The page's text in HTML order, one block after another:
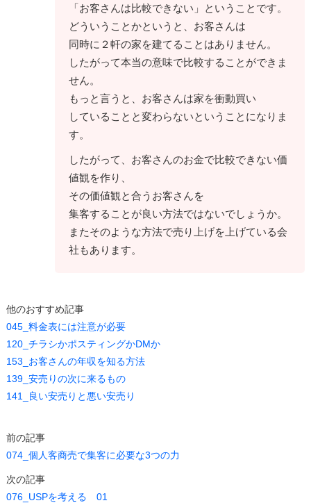
「お客さんは比較できない」ということです。
どういうことかというと、お客さんは
同時に２軒の家を建てることはありません。
したがって本当の意味で比較することができま
せん。
もっと言うと、お客さんは家を衝動買い
していることと変わらないということになりま
す。
したがって、お客さんのお金で比較できない価
値観を作り、
その価値観と合うお客さんを
集客することが良い方法ではないでしょうか。
またそのような方法で売り上げを上げている会
社もあります。
他のおすすめ記事
045_料金表には注意が必要
120_チラシかポスティングかDMか
153_お客さんの年収を知る方法
139_安売りの次に来るもの
141_良い安売りと悪い安売り
前の記事
074_個人客商売で集客に必要な3つの力
次の記事
076_USPを考える 01